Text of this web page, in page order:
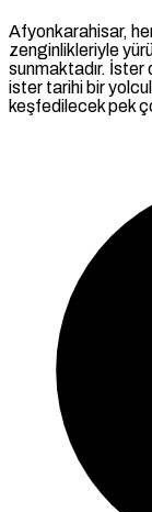
Afyonkarahisar,
zenginlikleriyle
sunmaktadır. İster
ister tarihi bir
keşfedilecek pek